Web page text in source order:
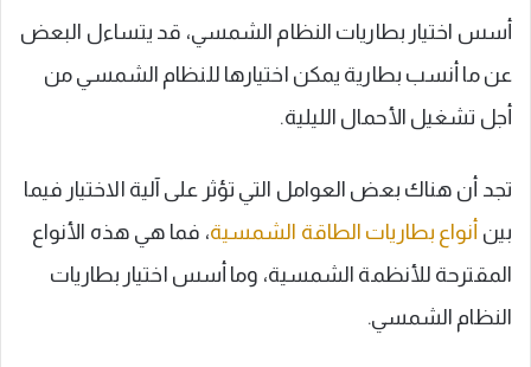
أسس اختيار بطاريات النظام الشمسي، قد يتساءل البعض
عن ما أنسب بطارية يمكن اختيارها للنظام الشمسي من
أجل تشغيل الأحمال الليلية.
تجد أن هناك بعض العوامل التي تؤثر على آلية الاختيار فيما
بين أنواع بطاريات الطاقة الشمسية، فما هي هذه الأنواع
المقترحة للأنظمة الشمسية، وما أسس اختيار بطاريات
النظام الشمسي.